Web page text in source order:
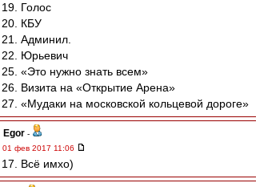
19. Голос
20. КБУ
21. Админил.
22. Юрьевич
25. «Это нужно знать всем»
26. Визита на «Открытие Арена»
27. «Мудаки на московской кольцевой дороге»
Egor -
01 фев 2017 11:06
17. Всё имхо)